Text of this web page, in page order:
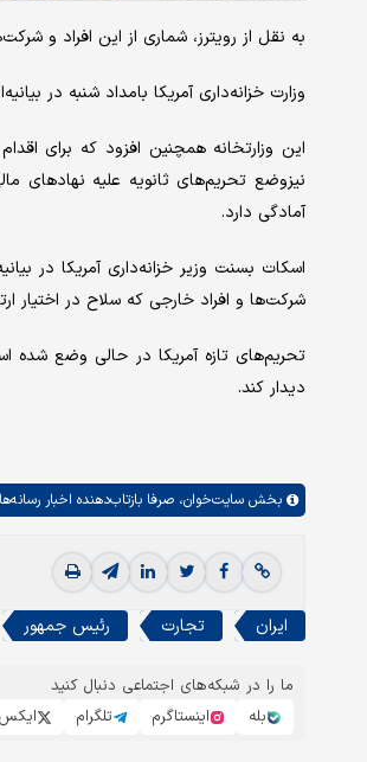
به نقل از رویترز، شماری از این افراد و
وزارت خزانه‌داری آمریکا بامداد شنبه در
این وزارتخانه همچنین افزود که برای
نیزوضع تحریم‌های ثانویه علیه نهادهای
آمادگی دارد.
اسکات بسنت وزیر خزانه‌داری آمریکا در
شرکت‌ها و افراد خارجی که سلاح در اختیار
تحریم‌های تازه آمریکا در حالی وضع شده
دیدار کند.
بخش سایت‌خوان، صرفا بازتاب‌دهنده اخبار
ایران تجارت رئیس جمهور
ما را در شبکه‌های اجتماعی دنبال کنید
بله
اینستاگرم تلگرام ایکس